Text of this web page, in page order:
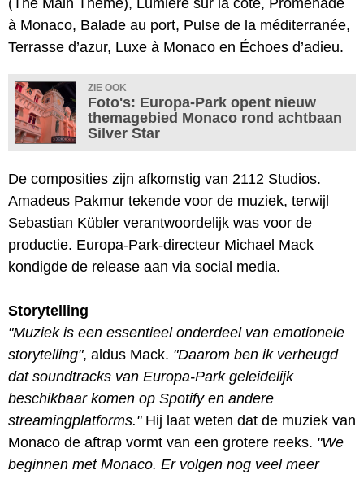
à Monaco, Balade au port, Pulse de la méditerranée,
Terrasse d’azur, Luxe à Monaco en Échoes d’adieu.
ZIE OOK
Foto's: Europa-Park opent nieuw
themagebied Monaco rond achtbaan
Silver Star
De composities zijn afkomstig van 2112 Studios.
Amadeus Pakmur tekende voor de muziek, terwijl
Sebastian Kübler verantwoordelijk was voor de
productie. Europa-Park-directeur Michael Mack
kondigde de release aan via social media.
Storytelling
"Muziek is een essentieel onderdeel van emotionele
storytelling", aldus Mack. "Daarom ben ik verheugd
dat soundtracks van Europa-Park geleidelijk
beschikbaar komen op Spotify en andere
streamingplatforms."Hij laat weten dat de muziek van
Monaco de aftrap vormt van een grotere reeks. "We
beginnen met Monaco. Er volgen nog veel meer